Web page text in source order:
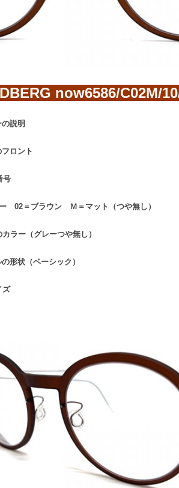
now6586/
説明
ロント
号
02＝ブラウン Ｍ＝マット（つや無し）
ラー（グレーつや無し）
形状（ベーシック）
ズ